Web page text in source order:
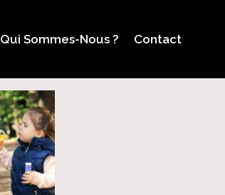
Qui Sommes-Nous ? Contact